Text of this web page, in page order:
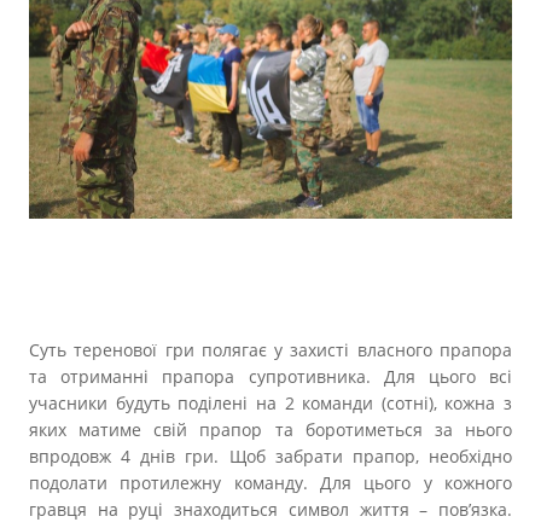
Суть теренової гри полягає у захисті власного прапора
та отриманні прапора супротивника. Для цього всі
учасники будуть поділені на 2 команди (сотні), кожна з
яких матиме свій прапор та боротиметься за нього
впродовж 4 днів гри. Щоб забрати прапор, необхідно
подолати протилежну команду. Для цього у кожного
гравця на руці знаходиться символ життя – пов’язка.